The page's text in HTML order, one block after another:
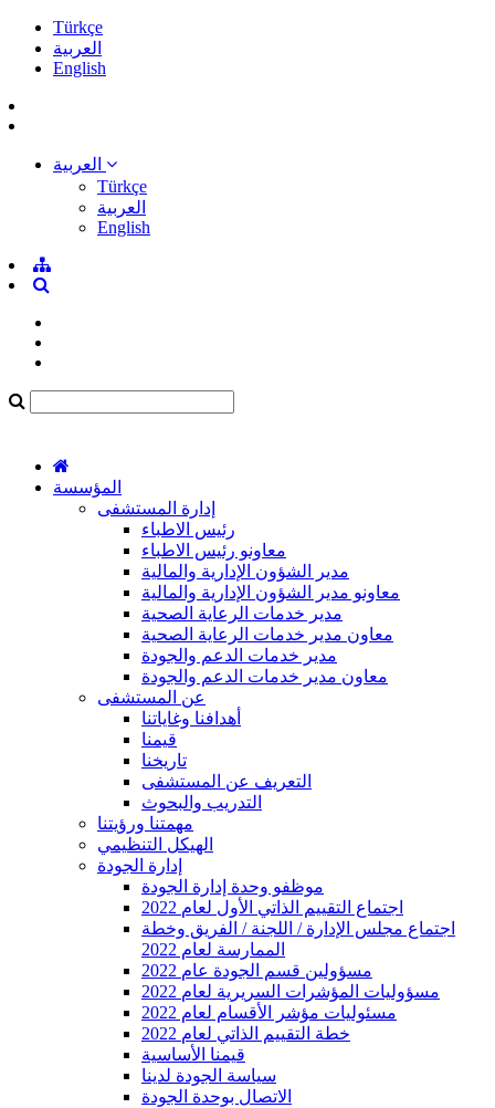
Türkçe
العربية
English
Türkçe
العربية
English
المؤسسة
إدارة المستشفى
رئيس الاطباء
معاونو رئيس الاطباء
مدير الشؤون الإدارية والمالية
معاونو مدير الشؤون الإدارية والمالية
مدير خدمات الرعاية الصحية
معاون مدير خدمات الرعاية الصحية
مدير خدمات الدعم والجودة
معاون مدير خدمات الدعم والجودة
عن المستشفى
أهدافنا وغاياتنا
قيمنا
تاريخنا
التعريف عن المستشفى
التدريب والبحوث
مهمتنا ورؤيتنا
الهيكل التنظيمي
إدارة الجودة
موظفو وحدة إدارة الجودة
2022 اجتماع التقييم الذاتي الأول لعام
اجتماع مجلس الإدارة / اللجنة / الفريق وخطة
الممارسة لعام 2022
2022 مسؤولين قسم الجودة عام
2022 مسؤوليات المؤشرات السريرية لعام
مسئوليات مؤشر الأقسام لعام 2022
2022 خطة التقييم الذاتي لعام
قيمنا الأساسية
سياسة الجودة لدينا
الاتصال بوحدة الجودة